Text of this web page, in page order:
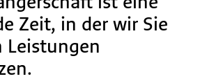
Zeit, in der wir Sie